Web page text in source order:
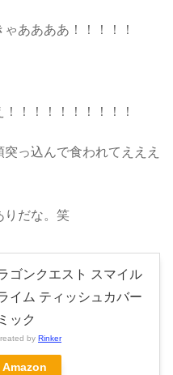
ああああ！！！！！
！！！！！！！！！
っ込んで食われてえええ
りだな。笑
ゴンクエスト スマイル
イム ティッシュカバー
ック
by Rinker
Amazon